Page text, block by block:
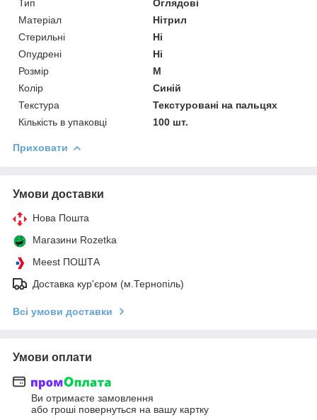
Тип
Оглядові
Матеріал
Нітрил
Стерильні
Ні
Опудрені
Ні
Розмір
M
Колір
Синій
Текстура
Текстуровані на пальцях
Кількість в упаковці
100 шт.
Приховати
Умови доставки
Нова Пошта
Магазини Rozetka
Meest ПОШТА
Доставка кур'єром (м.Тернопіль)
Всі умови доставки
Умови оплати
Ви отримаєте замовлення
або гроші повернуться на вашу картку